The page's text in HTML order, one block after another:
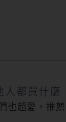
人都買什麼
也超愛，推薦